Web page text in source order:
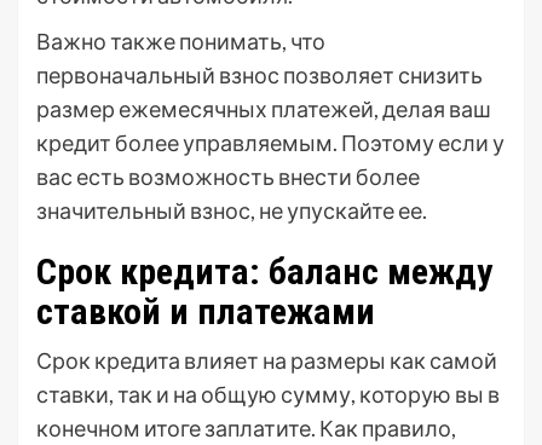
Важно также понимать, что
первоначальный взнос позволяет снизить
размер ежемесячных платежей, делая ваш
кредит более управляемым. Поэтому если у
вас есть возможность внести более
значительный взнос, не упускайте ее.
Срок кредита: баланс между
ставкой и платежами
Срок кредита влияет на размеры как самой
ставки, так и на общую сумму, которую вы в
конечном итоге заплатите. Как правило,